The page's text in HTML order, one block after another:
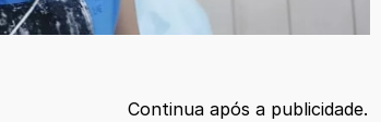
Continua após a publicidade.